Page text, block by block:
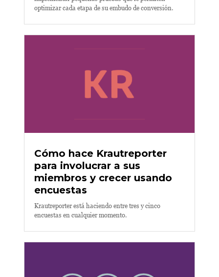
optimizar cada etapa de su embudo de conversión.
Cómo hace Krautreporter
para involucrar a sus
miembros y crecer usando
encuestas
Krautreporter está haciendo entre tres y cinco
encuestas en cualquier momento.